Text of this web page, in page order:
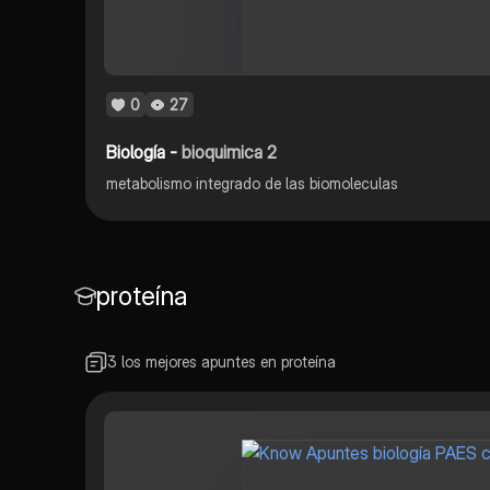
0 27
Biología -bioquimica 2
metabolismo integrado de las biomoleculas
proteína
3 los mejores apuntes en proteína